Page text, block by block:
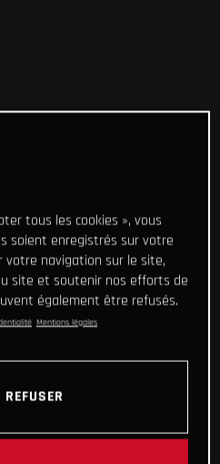
tous les cookies », vous
soient enregistrés sur votre
votre navigation sur le site,
site et soutenir nos efforts de
également être refusés.
Mentions légales
REFUSER